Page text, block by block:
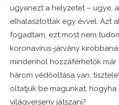
ugyanezt a helyzetet – ugye,
elhalasztották egy évvel. Azt
fogadtam, ezt most nem
koronavírus-járvány
mindenhol hozzáférhetők
három védőoltása van,
oltatjuk be magunkat,
világverseny játszani?